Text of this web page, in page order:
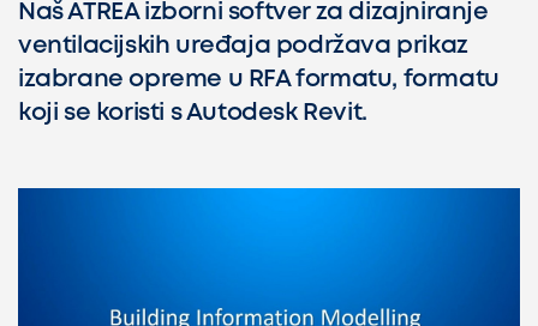
Naš ATREA izborni softver za dizajniranje
ventilacijskih uređaja podržava prikaz
izabrane opreme u RFA formatu, formatu
koji se koristi s Autodesk Revit.